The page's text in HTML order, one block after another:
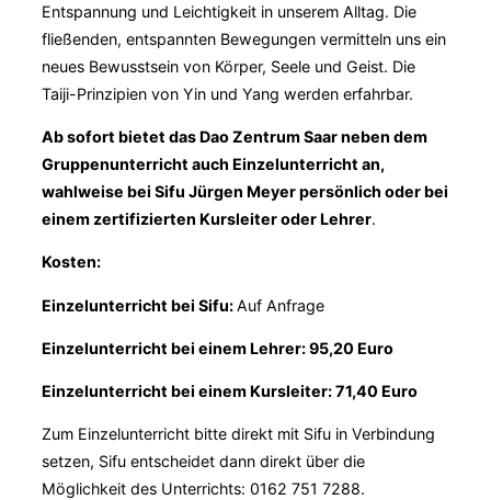
Entspannung und Leichtigkeit in unserem Alltag. Die
fließenden, entspannten Bewegungen vermitteln uns ein
neues Bewusstsein von Körper, Seele und Geist. Die
Taiji-Prinzipien von Yin und Yang werden erfahrbar.
Ab sofort bietet das Dao Zentrum Saar neben dem
Gruppenunterricht auch Einzelunterricht an,
wahlweise bei Sifu Jürgen Meyer persönlich oder bei
einem zertifizierten Kursleiter oder Lehrer.
Kosten:
Einzelunterricht bei Sifu:Auf Anfrage
Einzelunterricht bei einem Lehrer: 95,20 Euro
Einzelunterricht bei einem Kursleiter: 71,40 Euro
Zum Einzelunterricht bitte direkt mit Sifu in Verbindung
setzen, Sifu entscheidet dann direkt über die
Möglichkeit des Unterrichts: 0162 751 7288.